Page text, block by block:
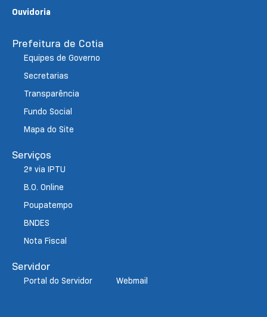
Ouvidoria
Prefeitura de Cotia
Equipes de Governo
Secretarias
Transparência
Fundo Social
Mapa do Site
Serviços
2ª via IPTU
B.O. Online
Poupatempo
BNDES
Nota Fiscal
Servidor
Portal do Servidor Webmail